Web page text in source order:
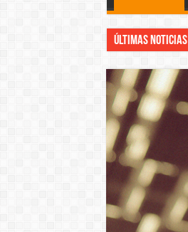
Últimas noticias